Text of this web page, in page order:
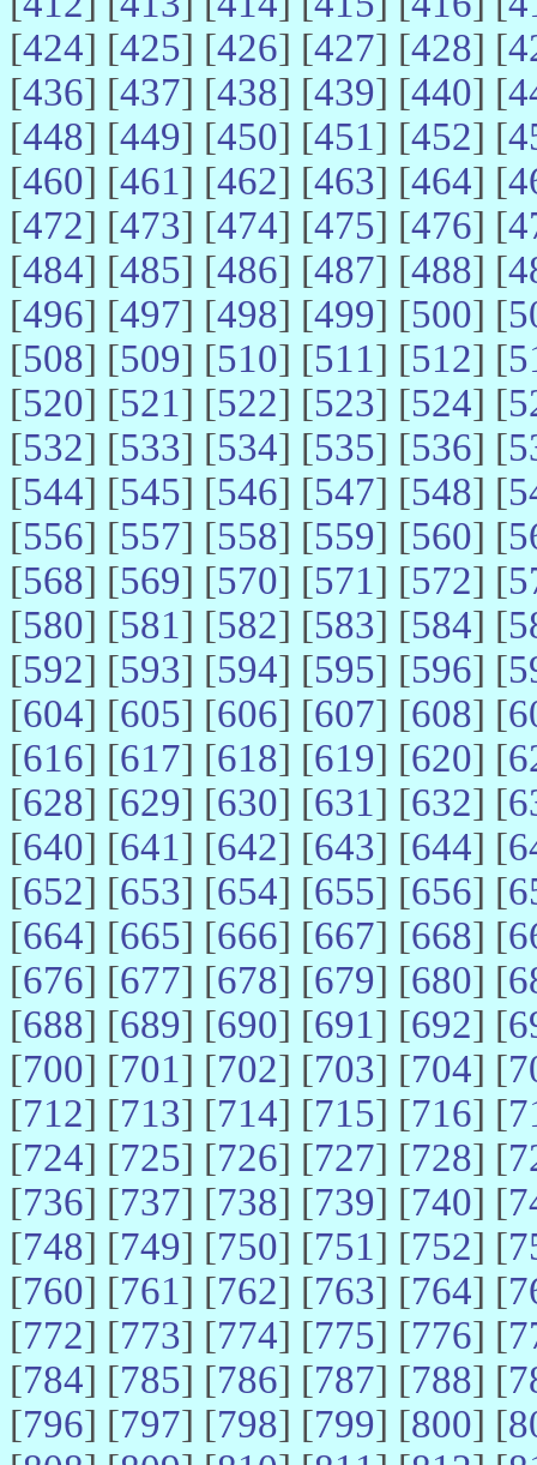
[424] [425] [426] [427] [428] [
[436] [437] [438] [439] [440] [
[448] [449] [450] [451] [452] [
[460] [461] [462] [463] [464] [
[472] [473] [474] [475] [476] [
[484] [485] [486] [487] [488] [
[496] [497] [498] [499] [500] [
[508] [509] [510] [511] [512] [
[520] [521] [522] [523] [524] [
[532] [533] [534] [535] [536] [
[544] [545] [546] [547] [548] [
[556] [557] [558] [559] [560] [
[568] [569] [570] [571] [572] [
[580] [581] [582] [583] [584] [
[592] [593] [594] [595] [596] [
[604] [605] [606] [607] [608] [
[616] [617] [618] [619] [620] [
[628] [629] [630] [631] [632] [
[640] [641] [642] [643] [644] [
[652] [653] [654] [655] [656] [
[664] [665] [666] [667] [668] [
[676] [677] [678] [679] [680] [
[688] [689] [690] [691] [692] [
[700] [701] [702] [703] [704] [
[712] [713] [714] [715] [716] [
[724] [725] [726] [727] [728] [
[736] [737] [738] [739] [740] [
[748] [749] [750] [751] [752] [
[760] [761] [762] [763] [764] [
[772] [773] [774] [775] [776] [
[784] [785] [786] [787] [788] [
[796] [797] [798] [799] [800] [